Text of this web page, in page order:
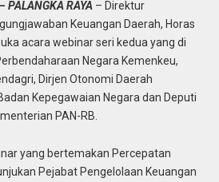
PALANGKA RAYA – Direktur
Keuangan Daerah, Horas
acara webinar seri kedua yang di
Negara Kemenkeu,
Dirjen Otonomi Daerah
Kepegawaian Negara dan Deputi
PAN-RB.
yang bertemakan Percepatan
Pejabat Pengelolaan Keuangan